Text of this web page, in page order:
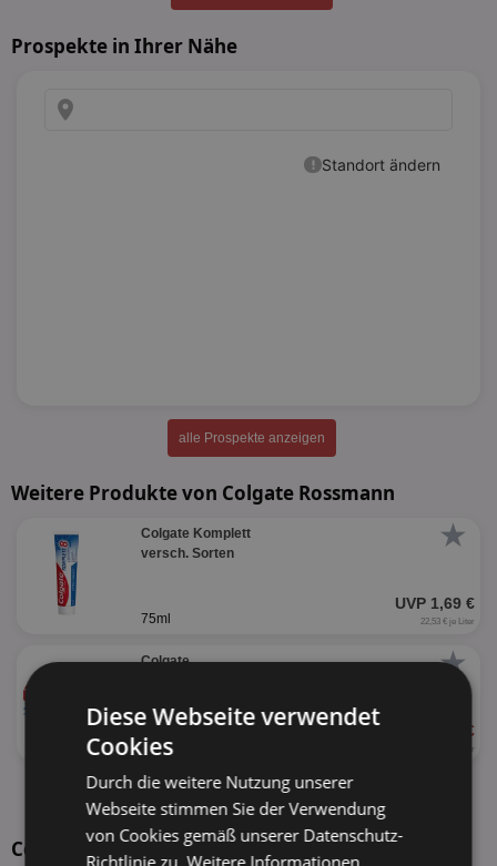
Prospekte in Ihrer Nähe
alle Prospekte anzeigen
Weitere Produkte von Colgate Rossmann
★
Colgate Komplett
versch. Sorten
UVP 1,69 €
75ml 22,53 € je Liter
★
Colgate
1,39 €
75ml 18,53 € je Liter
alle Produkte anzeigen
Colgate Total Sorten
Diese Webseite verwendet
Cookies
Durch die weitere Nutzung unserer
Webseite stimmen Sie der Verwendung
von Cookies gemäß unserer Datenschutz-
Richtlinie zu.Weitere Informationen